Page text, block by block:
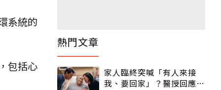
系統的
包括心
熱門文章
家人臨終突喊「有人來接
我、要回家」？醫授回應方